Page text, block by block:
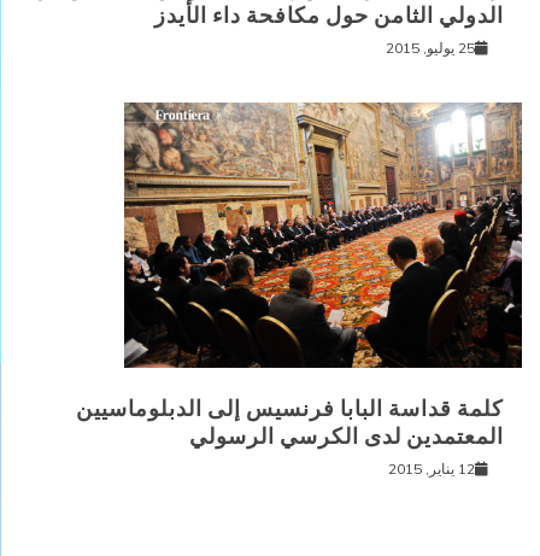
الدولي الثامن حول مكافحة داء الأيدز
25 يوليو, 2015
كلمة قداسة البابا فرنسيس إلى الدبلوماسيين
المعتمدين لدى الكرسي الرسولي
12 يناير, 2015